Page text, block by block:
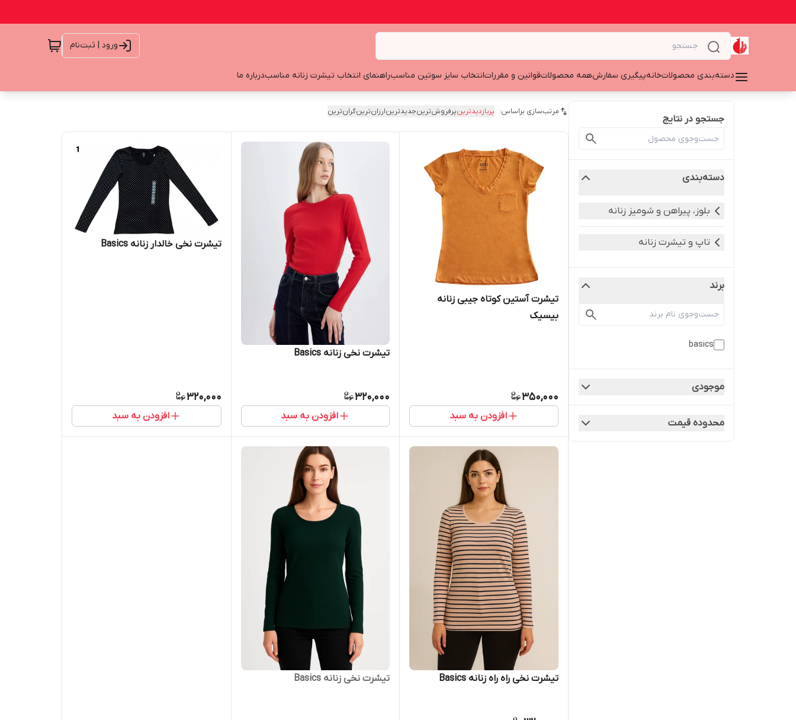
ورود | ثبت‌نام
دسته‌بندی محصولاتخانهپیگیری سفارشهمه محصولاتقوانین و مقرراتانتخاب سایز سوتین مناسبراهنمای انتخاب تیشرت زنانه مناسبدرباره ما
جستجو در نتایج
دسته‌بندی
بلوز، پیراهن و شومیز زنانه
تاپ و تیشرت زنانه
برند
basics
موجودی
محدوده قیمت
مرتب‌سازی براساس: پربازدیدترینپرفروش‌ترینجدیدترینارزان‌ترینگران‌ترین
تیشرت آستین کوتاه جیبی زنانه
بیسیک
350,000
افزودن به سبد
تیشرت نخی زنانه Basics
320,000
افزودن به سبد
تیشرت نخی خالدار زنانه Basics
320,000
افزودن به سبد
تیشرت نخی راه راه زنانه Basics تیشرت نخی زنانه Basics